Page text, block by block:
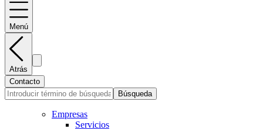
Menú
Atrás
Contacto
Búsqueda
Empresas
Servicios